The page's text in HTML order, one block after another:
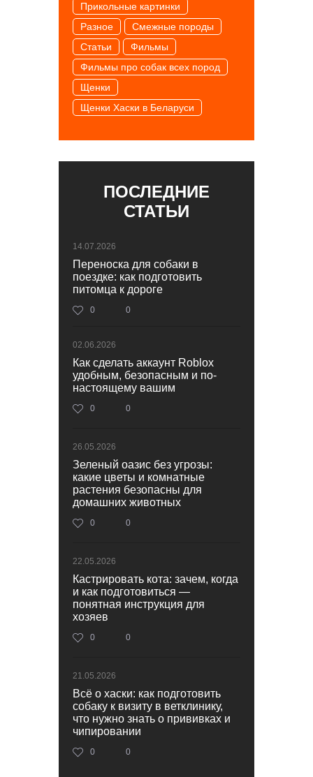
Прикольные картинки
Разное
Смежные породы
Статьи
Фильмы
Фильмы про собак всех пород
Щенки
Щенки Хаски в Беларуси
ПОСЛЕДНИЕ
СТАТЬИ
14.07.2026
Переноска для собаки в
поездке: как подготовить
питомца к дороге
0 0
02.06.2026
Как сделать аккаунт Roblox
удобным, безопасным и по-
настоящему вашим
0 0
26.05.2026
Зеленый оазис без угрозы:
какие цветы и комнатные
растения безопасны для
домашних животных
0 0
22.05.2026
Кастрировать кота: зачем, когда
и как подготовиться —
понятная инструкция для
хозяев
0 0
21.05.2026
Всё о хаски: как подготовить
собаку к визиту в ветклинику,
что нужно знать о прививках и
чипировании
0 0